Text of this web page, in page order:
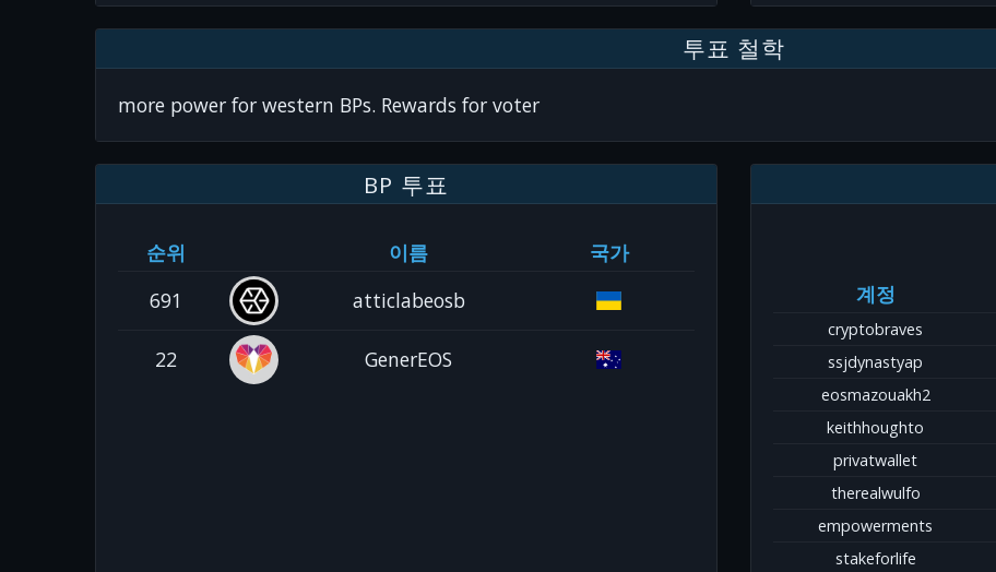
투표 철학
more power for western BPs. Rewards for voter
BP 투표
순위 이름
국가
691
atticlabeosb
22 GenerEOS
계정
cryptobraves
ssjdynastyap
eosmazouakh2
keithhoughto
privatwallet
therealwulfo
empowerments
stakeforlife